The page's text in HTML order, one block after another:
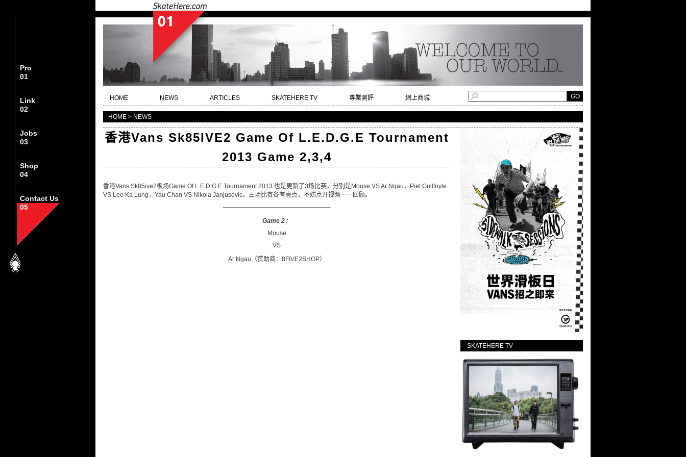
Pro
01
Link
02
Jobs
03
Shop
04
Contact Us
05
HOME NEWS ARTICLES SKATEHERE TV 專業測評 網上商城
HOME > NEWS
香港Vans Sk85IVE2 Game Of L.E.D.G.E Tournament
2013 Game 2,3,4
香港Vans Sk85ive2板场Game Of L.E.D.G.E Tournament 2013 也是更新了3场比赛。分别是Mouse VS Ar Ngau，Piet Guilfoyle
VS Lee Ka Lung，Yau Chan VS Nikola Janjusevic。三场比赛各有亮点，不妨点开视频一一回顾。
—————————————————–
Game 2：
Mouse
VS
Ar Ngau（赞助商：8FIVE2SHOP）
SKATEHERE TV